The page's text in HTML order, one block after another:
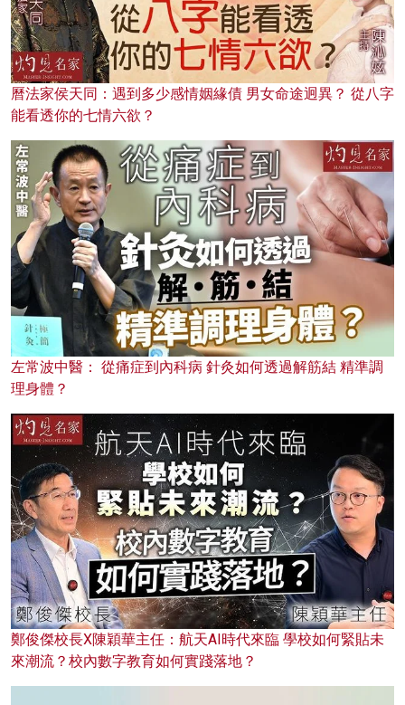
曆法家侯天同：遇到多少感情姻緣債 男女命途迥異？ 從八字
能看透你的七情六欲？
左常波中醫： 從痛症到內科病 針灸如何透過解筋結 精準調
理身體？
鄭俊傑校長X陳穎華主任：航天AI時代來臨 學校如何緊貼未
來潮流？校內數字教育如何實踐落地？